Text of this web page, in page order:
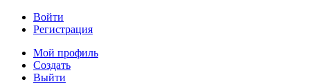
Войти
Регистрация
Мой профиль
Создать
Выйти